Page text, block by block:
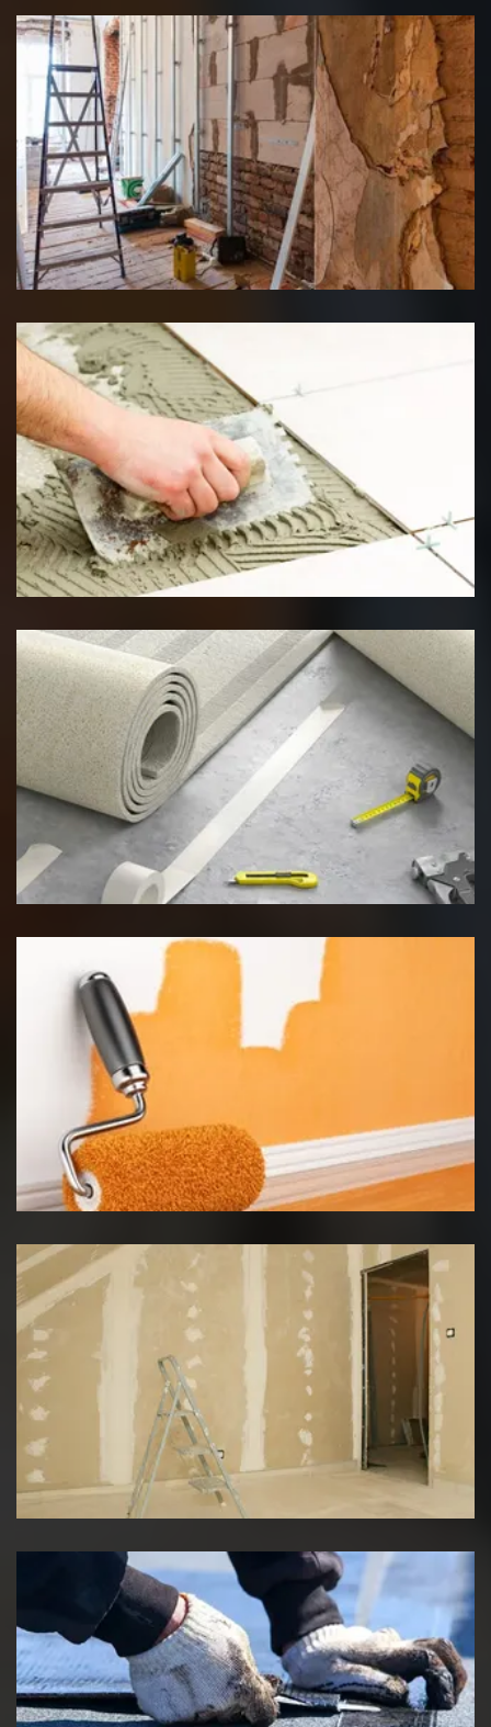
Rénovation interieure
Pose de carrelage
Pose de moquette
Peinture intérieur
Pose de placo